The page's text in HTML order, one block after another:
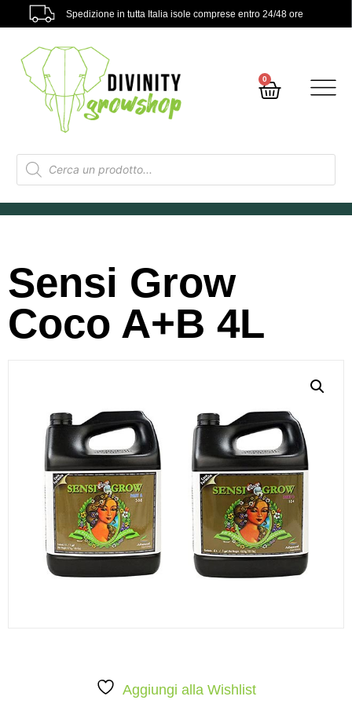
Spedizione in tutta Italia isole comprese entro 24/48 ore
0
Sensi Grow
Coco A+B 4L
Aggiungi alla Wishlist